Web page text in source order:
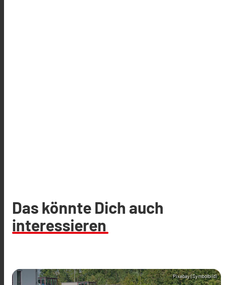
Das könnte Dich auch
interessieren
Pixabay (Symbolbild)